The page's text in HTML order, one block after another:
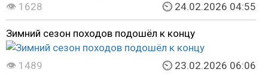
👁 1628 ⏲ 24.02.2026 04:55
Зимний сезон походов подошёл к концу
👁 1489 ⏲ 23.02.2026 06:06